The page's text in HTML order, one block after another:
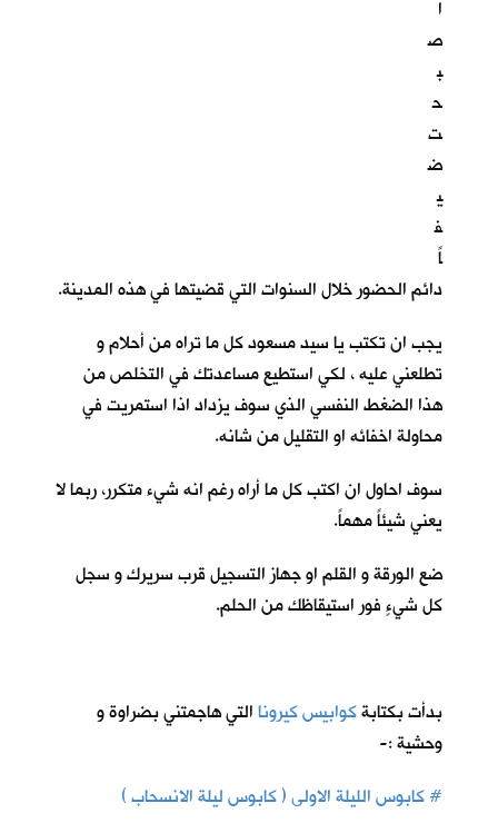
ا
ص
ب
ح
ت
ض
ي
ف
اً
دائم الحضور خلال السنوات التي قضيتها في هذه المدينة.
يجب ان تكتب يا سيد مسعود كل ما تراه من أحلام و
تطلعني عليه ، لكي استطيع مساعدتك في التخلص من
هذا الضغط النفسي الذي سوف يزداد اذا استمريت في
محاولة اخفائه او التقليل من شانه.
سوف احاول ان اكتب كل ما أراه رغم انه شيء متكرر، ربما لا
يعني شيئاً مهماً.
ضع الورقة و القلم او جهاز التسجيل قرب سريرك و سجل
كل شيءٍ فور استيقاظك من الحلم.
بدأت بكتابةكوابيس كيروناالتي هاجمتني بضراوة و
وحشية :-
# كابوس الليلة الاولى ( كابوس ليلة الانسحاب )